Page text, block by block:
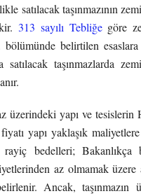
satılacak taşınmazının
313 sayılı Tebliğegöre
belirtilen
satılacak taşınmazlarda
üzerindeki yapı ve tesislerin
fiyatı yapı yaklaşık
bedelleri; Bakanlıkça
az olmamak üzere
Ancak, taşınmazın